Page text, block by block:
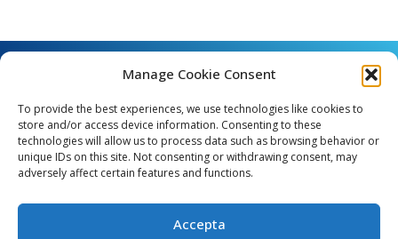
Manage Cookie Consent
To provide the best experiences, we use technologies like cookies to
store and/or access device information. Consenting to these
technologies will allow us to process data such as browsing behavior or
unique IDs on this site. Not consenting or withdrawing consent, may
adversely affect certain features and functions.
Accepta
Angel Guimerà, 8 - 08289 Copons
e_mail: copons@copons.cat